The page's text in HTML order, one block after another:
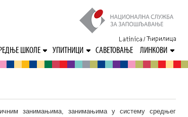
/
ШКОЛЕ УПИТНИЦИ САВЕТОВАЊЕ ЛИНКОВИ
занимањима, занимањима у систему средњег